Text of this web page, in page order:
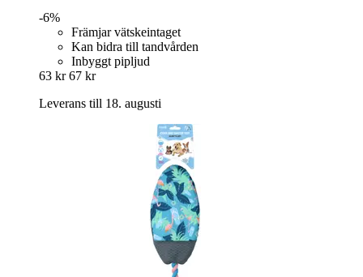
-6%
Främjar vätskeintaget
Kan bidra till tandvården
Inbyggt pipljud
63 kr 67 kr
Leverans till 18. augusti